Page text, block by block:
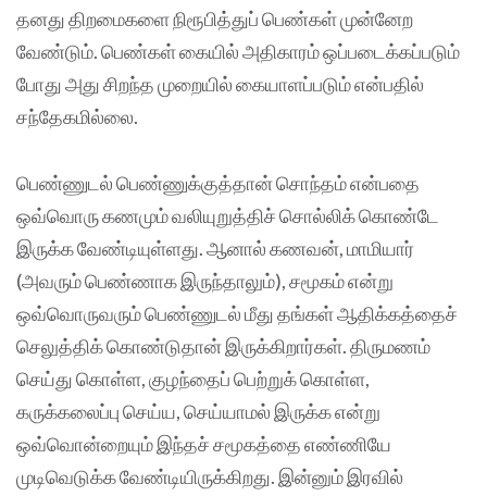
தனது திறமைகளை நிரூபித்துப் பெண்கள் முன்னேற
வேண்டும். பெண்கள் கையில் அதிகாரம் ஒப்படைக்கப்படும்
போது அது சிறந்த முறையில் கையாளப்படும் என்பதில்
சந்தேகமில்லை.
பெண்ணுடல் பெண்ணுக்குத்தான் சொந்தம் என்பதை
ஒவ்வொரு கணமும் வலியுறுத்திச் சொல்லிக் கொண்டே
இருக்க வேண்டியுள்ளது. ஆனால் கணவன், மாமியார்
(அவரும் பெண்ணாக இருந்தாலும்), சமூகம் என்று
ஒவ்வொருவரும் பெண்ணுடல் மீது தங்கள் ஆதிக்கத்தைச்
செலுத்திக் கொண்டுதான் இருக்கிறார்கள். திருமணம்
செய்து கொள்ள, குழந்தைப் பெற்றுக் கொள்ள,
கருக்கலைப்பு செய்ய, செய்யாமல் இருக்க என்று
ஒவ்வொன்றையும் இந்தச் சமூகத்தை எண்ணியே
முடிவெடுக்க வேண்டியிருக்கிறது. இன்னும் இரவில்